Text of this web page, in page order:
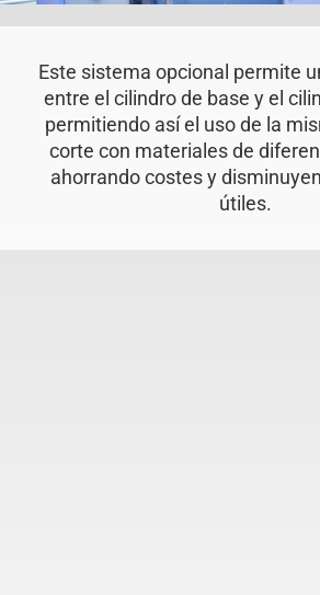
Este sistema opcional permite
entre el cilindro de base y el
permitiendo así el uso de la
corte con materiales de
ahorrando costes y
útiles.